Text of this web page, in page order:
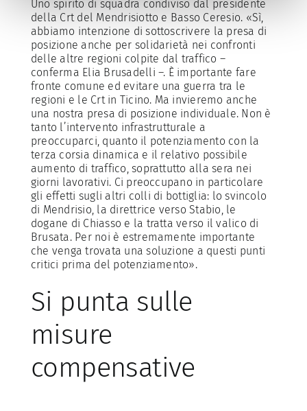
Uno spirito di squadra condiviso dal presidente
della Crt del Mendrisiotto e Basso Ceresio. «Sì,
abbiamo intenzione di sottoscrivere la presa di
posizione anche per solidarietà nei confronti
delle altre regioni colpite dal traffico –
conferma Elia Brusadelli –. È importante fare
fronte comune ed evitare una guerra tra le
regioni e le Crt in Ticino. Ma invieremo anche
una nostra presa di posizione individuale. Non è
tanto l’intervento infrastrutturale a
preoccuparci, quanto il potenziamento con la
terza corsia dinamica e il relativo possibile
aumento di traffico, soprattutto alla sera nei
giorni lavorativi. Ci preoccupano in particolare
gli effetti sugli altri colli di bottiglia: lo svincolo
di Mendrisio, la direttrice verso Stabio, le
dogane di Chiasso e la tratta verso il valico di
Brusata. Per noi è estremamente importante
che venga trovata una soluzione a questi punti
critici prima del potenziamento».
Si punta sulle
misure
compensative